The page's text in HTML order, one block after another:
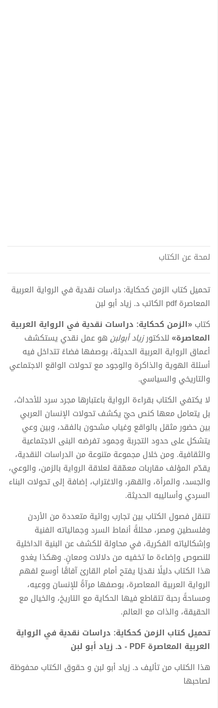
لمحة عن الكتاب
تحميل كتاب الزمن كحكاية: دراسات نقدية في الرواية العربية
المعاصرة pdf الكاتب د. زياد أبو لبن
كتاب«الزمن كحكاية: دراسات نقدية في الرواية العربية
المعاصرة»للدكتورزياد أبولبن هو عمل نقدي يستكشف
أعماق الرواية العربية الحديثة، بوصفها فضاءً تتداخل فيه
أسئلة الهوية والذاكرة والوجود مع تحولات الواقع الاجتماعي
والتاريخي والسياسي.
لا يكتفي الكتاب بقراءة الرواية باعتبارها مجرد سرد للأحداث،
بل يتعامل معها كنص حيّ يكشف تحولات الإنسان العربي
بين حضور مثقل بالواقع وغياب مشحون بالفقد، وبين وعي
يتشكل على حدود التجربة وجمود تفرضه البنى الاجتماعية
والثقافية. ومن خلال مجموعة متنوعة من الدراسات النقدية،
يقدّم المؤلف مقاربات معمّقة لعلاقة الرواية بالزمن، والوعي،
والجسد، والمرأة، والقهر، والاغتراب، إضافة إلى تحولات البناء
السردي وأساليبه الحديثة.
تتنقل فصول الكتاب بين تجارب روائية متعددة من الأردن
وفلسطين ومصر، محللةً أنماط السرد وجمالياته الفنية
وإشكالياته الفكرية، في محاولة للكشف عن البنية الداخلية
للنصوص وإضاءة ما تخفيه من دلالات ومعانٍ. وهكذا يغدو
هذا الكتاب دليلًا نقديًا يفتح أمام القارئ آفاقًا أوسع لفهم
الرواية العربية المعاصرة، بوصفها مرآةً للإنسان ووعيه،
ومساحةً رحبة تتقاطع فيها الحكاية مع التاريخ، والخيال مع
الحقيقة، والذات مع العالم.
تحميل كتاب الزمن كحكاية: دراسات نقدية في الرواية
العربية المعاصرة PDF - د. زياد أبو لبن
هذا الكتاب من تأليف د. زياد أبو لبن و حقوق الكتاب محفوظة
لصاحبها